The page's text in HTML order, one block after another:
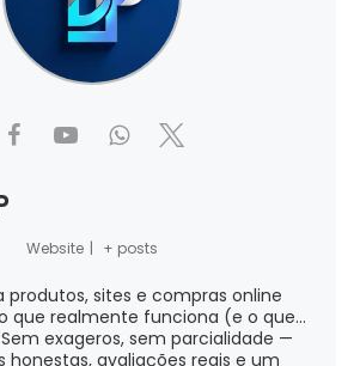
Website | + posts
produtos, sites e compras online
que realmente funciona (e o que...
exageros, sem parcialidade —
honestas, avaliações reais e um